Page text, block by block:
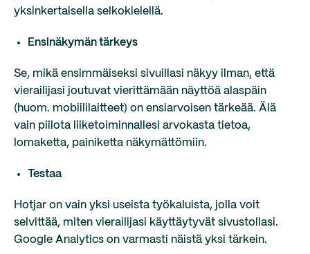
yksinkertaisella selkokielellä.
Ensinäkymän tärkeys
Se, mikä ensimmäiseksi sivuillasi näkyy ilman, että
vierailijasi joutuvat vierittämään näyttöä alaspäin
(huom. mobiililaitteet) on ensiarvoisen tärkeää. Älä
vain piilota liiketoiminnallesi arvokasta tietoa,
lomaketta, painiketta näkymättömiin.
Testaa
Hotjar on vain yksi useista työkaluista, jolla voit
selvittää, miten vierailijasi käyttäytyvät sivustollasi.
Google Analytics on varmasti näistä yksi tärkein.